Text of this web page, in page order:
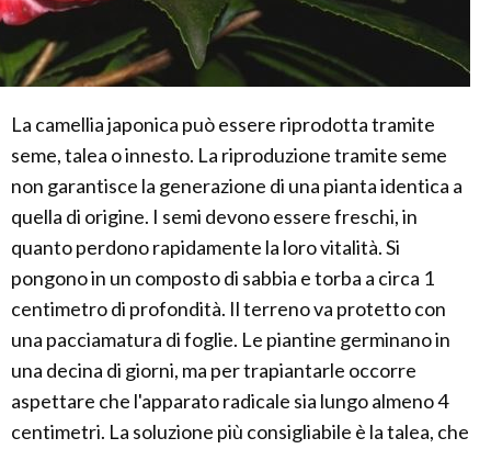
La camellia japonica può essere riprodotta tramite
seme, talea o innesto. La riproduzione tramite seme
non garantisce la generazione di una pianta identica a
quella di origine. I semi devono essere freschi, in
quanto perdono rapidamente la loro vitalità. Si
pongono in un composto di sabbia e torba a circa 1
centimetro di profondità. Il terreno va protetto con
una pacciamatura di foglie. Le piantine germinano in
una decina di giorni, ma per trapiantarle occorre
aspettare che l'apparato radicale sia lungo almeno 4
centimetri. La soluzione più consigliabile è la talea, che